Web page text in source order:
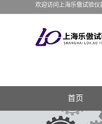
欢迎访问上海乐傲试验仪
首页